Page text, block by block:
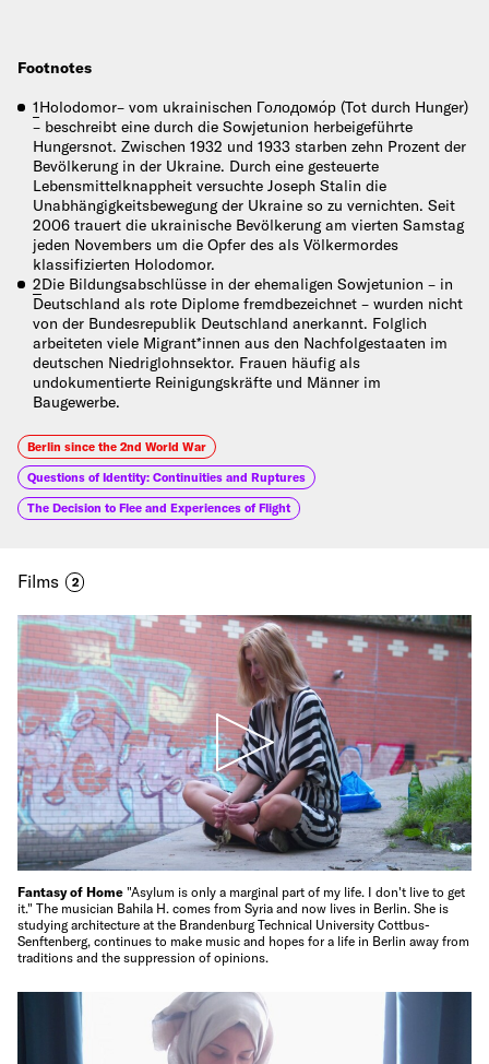
Footnotes
1Holodomor– vom ukrainischen Голодомо́р (Tot durch Hunger)
– beschreibt eine durch die Sowjetunion herbeigeführte
Hungersnot. Zwischen 1932 und 1933 starben zehn Prozent der
Bevölkerung in der Ukraine. Durch eine gesteuerte
Lebensmittelknappheit versuchte Joseph Stalin die
Unabhängigkeitsbewegung der Ukraine so zu vernichten. Seit
2006 trauert die ukrainische Bevölkerung am vierten Samstag
jeden Novembers um die Opfer des als Völkermordes
klassifizierten Holodomor.
2Die Bildungsabschlüsse in der ehemaligen Sowjetunion – in
Deutschland als rote Diplome fremdbezeichnet – wurden nicht
von der Bundesrepublik Deutschland anerkannt. Folglich
arbeiteten viele Migrant*innen aus den Nachfolgestaaten im
deutschen Niedriglohnsektor. Frauen häufig als
undokumentierte Reinigungskräfte und Männer im
Baugewerbe.
Berlin since the 2nd World War
Questions of Identity: Continuities and Ruptures
The Decision to Flee and Experiences of Flight
Films 2
Fantasy of Home "Asylum is only a marginal part of my life. I don't live to get
it." The musician Bahila H. comes from Syria and now lives in Berlin. She is
studying architecture at the Brandenburg Technical University Cottbus-
Senftenberg, continues to make music and hopes for a life in Berlin away from
traditions and the suppression of opinions.